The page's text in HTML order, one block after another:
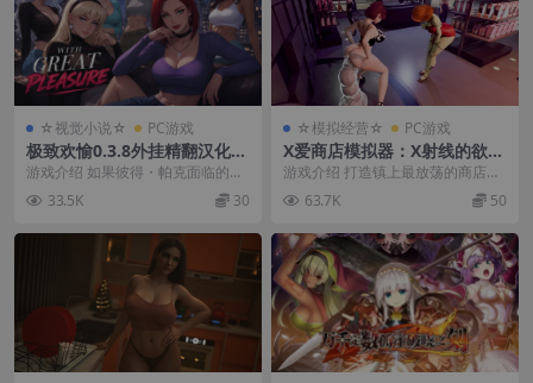
☆视觉小说☆ PC游戏
极致欢愉0.3.8外挂精翻汉化版
【PC+安卓模拟器+欧美漫画风
SLG/神作/NTR+画廊全开】/
倍感愉悦/With Great Pleasu
游戏介绍 如果彼得・帕克面临的最
大挑战不仅仅是反派，还有他自己
的欲望，会怎么样？...
33.5K 30
☆模拟经营☆ PC游戏
X爱商店模拟器：X射线的欲望
官中步兵版【PC+3D互动SLG/
模拟经营】/Sex Shop Simul
ator: X-RAY DESIRE【3.12
游戏介绍 打造镇上最放荡的商店！
售卖大胆的情趣玩具，营造火辣刺
激的氛围。 经营并...
63.7K 50